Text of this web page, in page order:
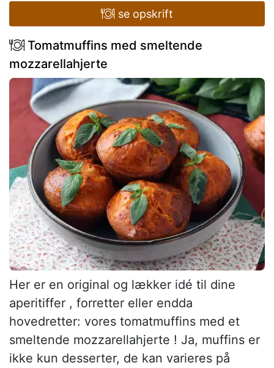
se opskrift
Tomatmuffins med smeltende
mozzarellahjerte
Her er en original og lækker idé til dine
aperitiffer , forretter eller endda
hovedretter: vores tomatmuffins med et
smeltende mozzarellahjerte ! Ja, muffins er
ikke kun desserter, de kan varieres på